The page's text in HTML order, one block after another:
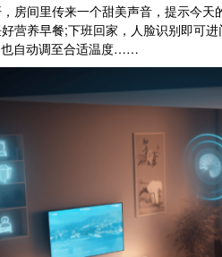
间里传来一个甜美声音，提示今天
营养早餐;下班回家，人脸识别即可
也自动调至合适温度……